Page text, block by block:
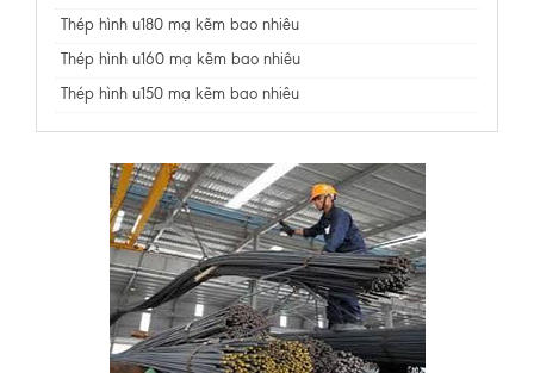
Thép hình u180 mạ kẽm bao nhiêu
Thép hình u160 mạ kẽm bao nhiêu
Thép hình u150 mạ kẽm bao nhiêu